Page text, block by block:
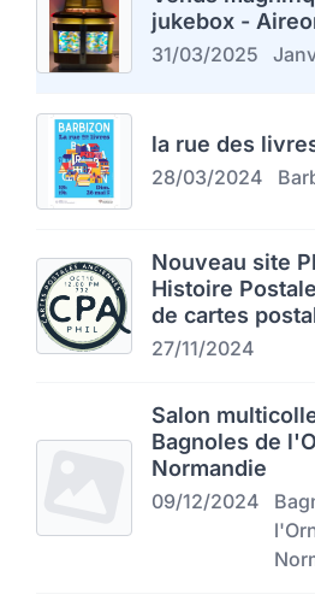
jukebox -
31/03/2025
la rue des
28/03/2024
Nouveau site
Histoire
de cartes
27/11/2024
Salon
Bagnoles de
Normandie
09/12/2024